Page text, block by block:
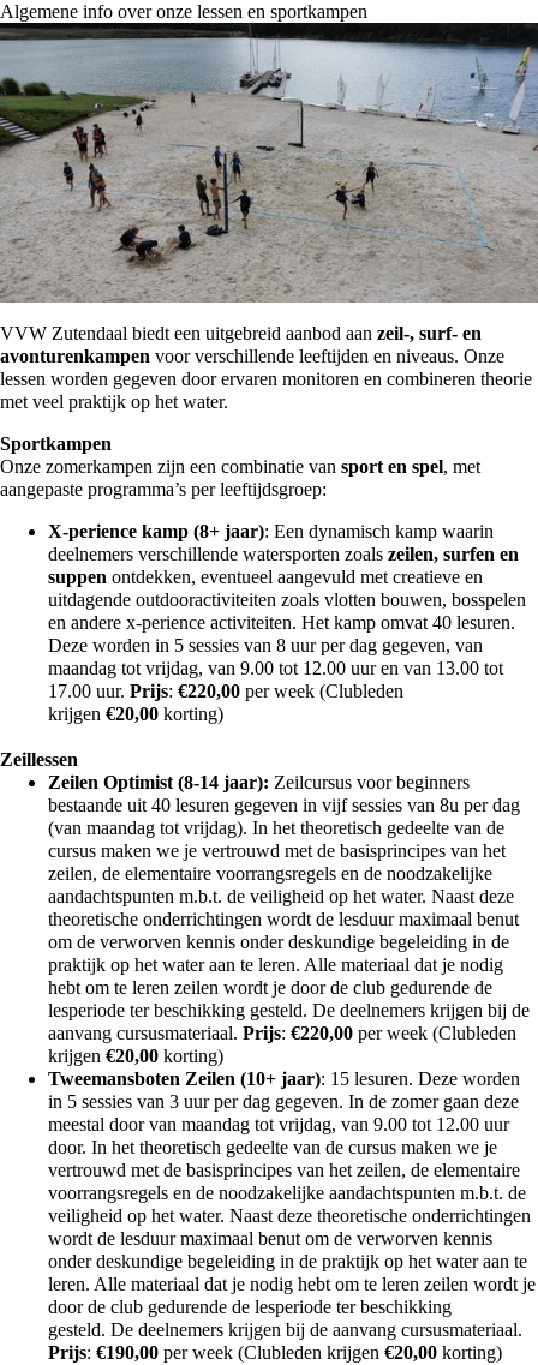
Algemene info over onze lessen en sportkampen
VVW Zutendaal biedt een uitgebreid aanbod aan zeil-, surf- en
avonturenkampen voor verschillende leeftijden en niveaus. Onze
lessen worden gegeven door ervaren monitoren en combineren theorie
met veel praktijk op het water.
Sportkampen
Onze zomerkampen zijn een combinatie van sport en spel, met
aangepaste programma’s per leeftijdsgroep:
X-perience kamp (8+ jaar): Een dynamisch kamp waarin
deelnemers verschillende watersporten zoals zeilen, surfen en
suppen ontdekken, eventueel aangevuld met creatieve en
uitdagende outdooractiviteiten zoals vlotten bouwen, bosspelen
en andere x-perience activiteiten. Het kamp omvat 40 lesuren.
Deze worden in 5 sessies van 8 uur per dag gegeven, van
maandag tot vrijdag, van 9.00 tot 12.00 uur en van 13.00 tot
17.00 uur. Prijs: €220,00 per week (Clubleden
krijgen €20,00 korting)
Zeillessen
Zeilen Optimist (8-14 jaar): Zeilcursus voor beginners
bestaande uit 40 lesuren gegeven in vijf sessies van 8u per dag
(van maandag tot vrijdag). In het theoretisch gedeelte van de
cursus maken we je vertrouwd met de basisprincipes van het
zeilen, de elementaire voorrangsregels en de noodzakelijke
aandachtspunten m.b.t. de veiligheid op het water. Naast deze
theoretische onderrichtingen wordt de lesduur maximaal benut
om de verworven kennis onder deskundige begeleiding in de
praktijk op het water aan te leren. Alle materiaal dat je nodig
hebt om te leren zeilen wordt je door de club gedurende de
lesperiode ter beschikking gesteld. De deelnemers krijgen bij de
aanvang cursusmateriaal. Prijs: €220,00 per week (Clubleden
krijgen €20,00 korting)
Tweemansboten Zeilen (10+ jaar): 15 lesuren. Deze worden
in 5 sessies van 3 uur per dag gegeven. In de zomer gaan deze
meestal door van maandag tot vrijdag, van 9.00 tot 12.00 uur
door. In het theoretisch gedeelte van de cursus maken we je
vertrouwd met de basisprincipes van het zeilen, de elementaire
voorrangsregels en de noodzakelijke aandachtspunten m.b.t. de
veiligheid op het water. Naast deze theoretische onderrichtingen
wordt de lesduur maximaal benut om de verworven kennis
onder deskundige begeleiding in de praktijk op het water aan te
leren. Alle materiaal dat je nodig hebt om te leren zeilen wordt je
door de club gedurende de lesperiode ter beschikking
gesteld. De deelnemers krijgen bij de aanvang cursusmateriaal.
Prijs: €190,00 per week (Clubleden krijgen €20,00 korting)